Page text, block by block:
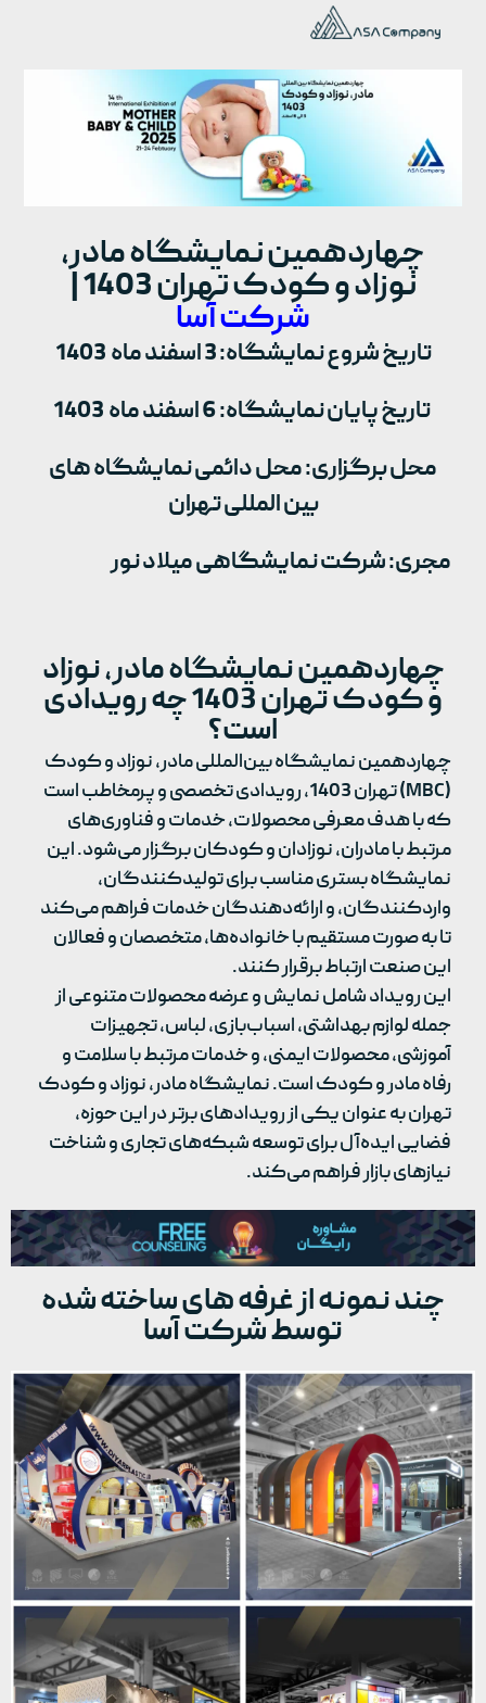
چهاردهمین نمایشگاه مادر،
نوزاد و کودک تهران 1403 |
شرکت آسا
تاریخ شروع نمایشگاه: 3 اسفند ماه 1403
تاریخ پایان نمایشگاه: 6 اسفند ماه 1403
محل برگزاری: محل دائمی نمایشگاه های
بین المللی تهران
مجری: شرکت نمایشگاهی میلاد نور
چهاردهمین نمایشگاه مادر، نوزاد
و کودک تهران 1403 چه رویدادی
است؟
چهاردهمین نمایشگاه بین‌المللی مادر، نوزاد و کودک
(MBC) تهران 1403، رویدادی تخصصی و پرمخاطب است
که با هدف معرفی محصولات، خدمات و فناوری‌های
مرتبط با مادران، نوزادان و کودکان برگزار می‌شود. این
نمایشگاه بستری مناسب برای تولیدکنندگان،
واردکنندگان، و ارائه‌دهندگان خدمات فراهم می‌کند
تا به صورت مستقیم با خانواده‌ها، متخصصان و فعالان
این صنعت ارتباط برقرار کنند.
این رویداد شامل نمایش و عرضه محصولات متنوعی از
جمله لوازم بهداشتی، اسباب‌بازی، لباس، تجهیزات
آموزشی، محصولات ایمنی، و خدمات مرتبط با سلامت و
رفاه مادر و کودک است. نمایشگاه مادر، نوزاد و کودک
تهران به عنوان یکی از رویدادهای برتر در این حوزه،
فضایی ایده‌آل برای توسعه شبکه‌های تجاری و شناخت
نیازهای بازار فراهم می‌کند.
چند نمونه از غرفه های ساخته شده
توسط شرکت آسا